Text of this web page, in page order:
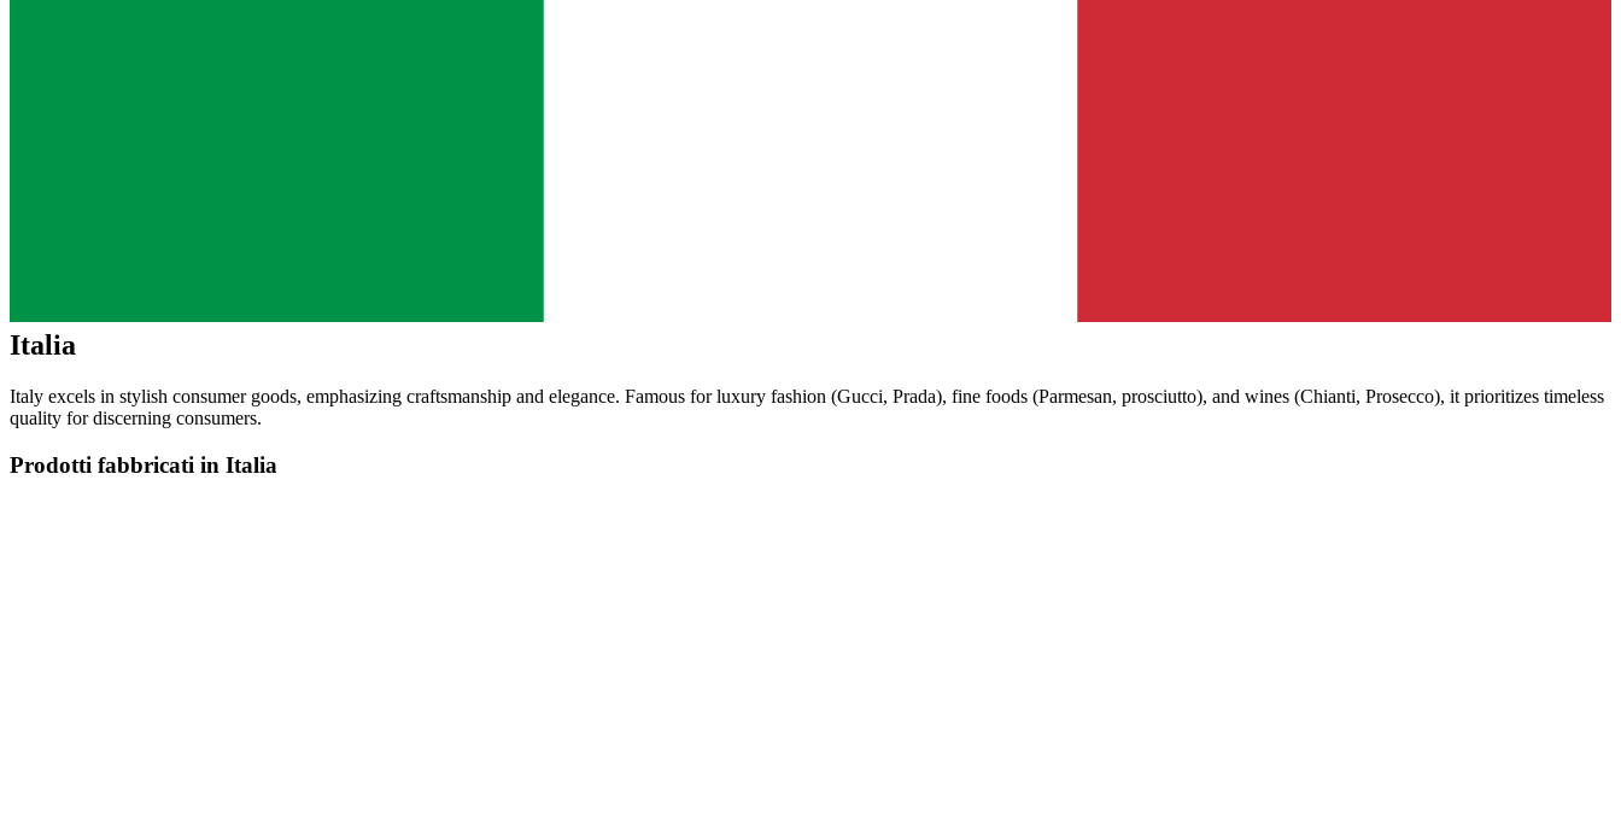
Italia
Italy excels in stylish consumer goods, emphasizing craftsmanship and elegance. Famous for luxury fashion (Gucci, Prada), fine foods (Parmesan, prosciutto), and wines (Chianti, Prosecco), it prioritizes timeless
quality for discerning consumers.
Prodotti fabbricati in Italia